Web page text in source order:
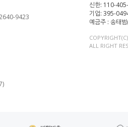
9423
신한: 110-
기업: 395-
예금주 : 송태
ALL RIGHT